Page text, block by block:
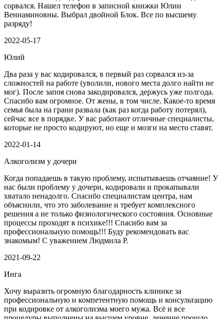
сорвался. Нашел телефон в записной книжки Юлии
Вениаминовны. Выбрал двойной Блок. Все по высшему
разряду!
2022-05-17
Юлий
Два раза у вас кодировался, в первый раз сорвался из-за
сложностей на работе (уволили, нового места долго найти не
мог). После запоя снова закодировался, держусь уже полгода.
Спасибо вам огромное. От жены, в том числе. Какое-то время
семья была на грани развала (как раз когда работу потерял),
сейчас все в порядке. У вас работают отличные специалисты,
которые не просто кодируют, но еще и мозги на место ставят.
2022-01-14
Алкоголизм у дочери
Когда попадаешь в такую проблему, испытываешь отчаяние! У
нас были проблему у дочери, кодировали и прокапывали
хватало ненадолго. Спасибо специалистам центра, нам
объяснили, что это заболевание и требует комплексного
решения а не только физиологического состояния. Основные
процессы проходят в психике!!! Спасибо вам за
профессиональную помощь!!! Буду рекомендовать вас
знакомым! С уважением Людмила Р.
2021-09-22
Инга
Хочу выразить огромную благодарность клинике за
профессиональную и компетентную помощь и консультацию
при кодировке от алкоголизма моего мужа. Всё и все